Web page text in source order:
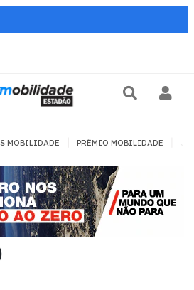
MOBILIDADE PRÊMIO MOBILIDADE